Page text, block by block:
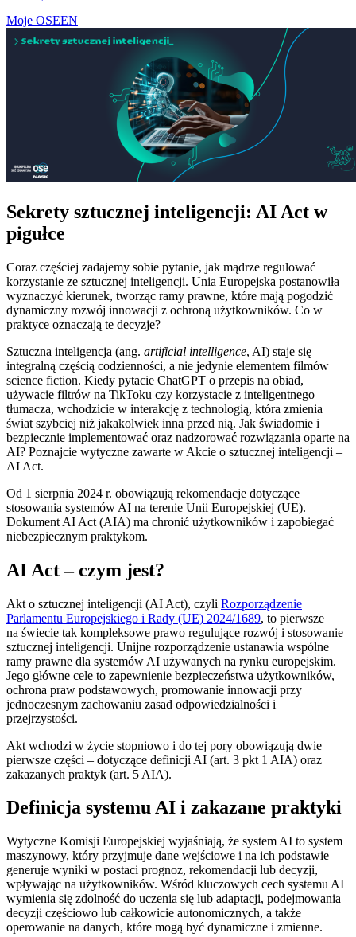
Moje OSEEN
Sekrety sztucznej inteligencji: AI Act w
pigułce
Coraz częściej zadajemy sobie pytanie, jak mądrze regulować
korzystanie ze sztucznej inteligencji. Unia Europejska postanowiła
wyznaczyć kierunek, tworząc ramy prawne, które mają pogodzić
dynamiczny rozwój innowacji z ochroną użytkowników. Co w
praktyce oznaczają te decyzje?
Sztuczna inteligencja (ang. artificial intelligence, AI) staje się
integralną częścią codzienności, a nie jedynie elementem filmów
science fiction. Kiedy pytacie ChatGPT o przepis na obiad,
używacie filtrów na TikToku czy korzystacie z inteligentnego
tłumacza, wchodzicie w interakcję z technologią, która zmienia
świat szybciej niż jakakolwiek inna przed nią. Jak świadomie i
bezpiecznie implementować oraz nadzorować rozwiązania oparte na
AI? Poznajcie wytyczne zawarte w Akcie o sztucznej inteligencji –
AI Act.
Od 1 sierpnia 2024 r. obowiązują rekomendacje dotyczące
stosowania systemów AI na terenie Unii Europejskiej (UE).
Dokument AI Act (AIA) ma chronić użytkowników i zapobiegać
niebezpiecznym praktykom.
AI Act – czym jest?
Akt o sztucznej inteligencji (AI Act), czyli Rozporządzenie
Parlamentu Europejskiego i Rady (UE) 2024/1689, to pierwsze
na świecie tak kompleksowe prawo regulujące rozwój i stosowanie
sztucznej inteligencji. Unijne rozporządzenie ustanawia wspólne
ramy prawne dla systemów AI używanych na rynku europejskim.
Jego główne cele to zapewnienie bezpieczeństwa użytkowników,
ochrona praw podstawowych, promowanie innowacji przy
jednoczesnym zachowaniu zasad odpowiedzialności i
przejrzystości.
Akt wchodzi w życie stopniowo i do tej pory obowiązują dwie
pierwsze części – dotyczące definicji AI (art. 3 pkt 1 AIA) oraz
zakazanych praktyk (art. 5 AIA).
Definicja systemu AI i zakazane praktyki
Wytyczne Komisji Europejskiej wyjaśniają, że system AI to system
maszynowy, który przyjmuje dane wejściowe i na ich podstawie
generuje wyniki w postaci prognoz, rekomendacji lub decyzji,
wpływając na użytkowników. Wśród kluczowych cech systemu AI
wymienia się zdolność do uczenia się lub adaptacji, podejmowania
decyzji częściowo lub całkowicie autonomicznych, a także
operowanie na danych, które mogą być dynamiczne i zmienne.